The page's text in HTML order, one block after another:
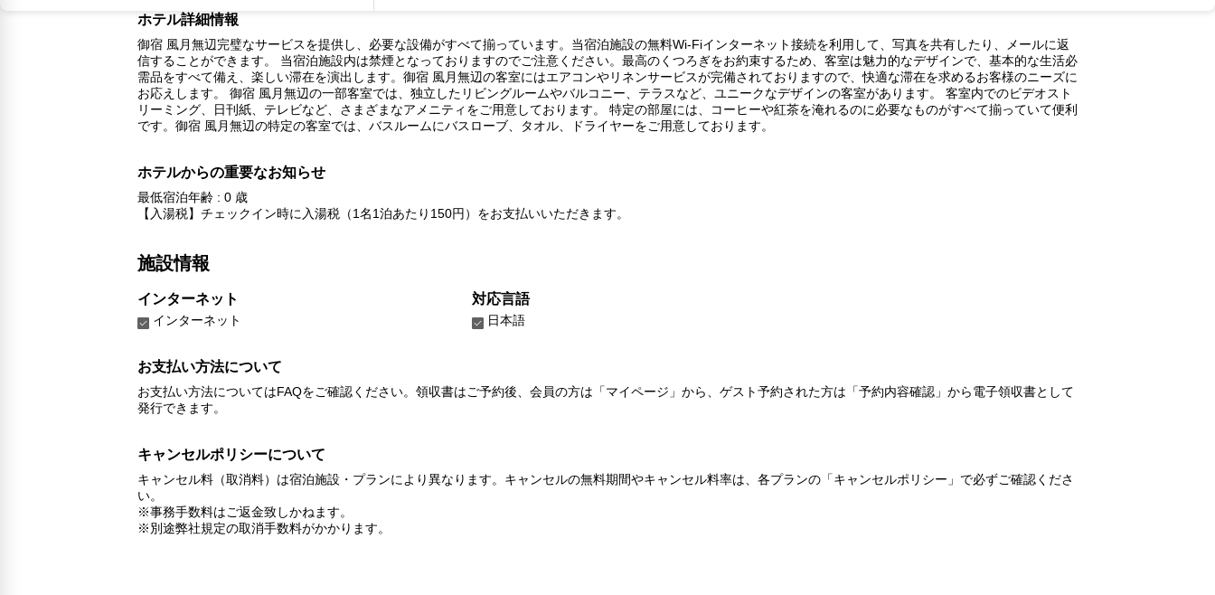
ホテル詳細情報
御宿 風月無辺完璧なサービスを提供し、必要な設備がすべて揃っています。当宿泊施設の無料Wi-Fiインターネット接続を利用して、写真を共有したり、メールに返
信することができます。 当宿泊施設内は禁煙となっておりますのでご注意ください。最高のくつろぎをお約束するため、客室は魅力的なデザインで、基本的な生活必
需品をすべて備え、楽しい滞在を演出します。御宿 風月無辺の客室にはエアコンやリネンサービスが完備されておりますので、快適な滞在を求めるお客様のニーズに
お応えします。 御宿 風月無辺の一部客室では、独立したリビングルームやバルコニー、テラスなど、ユニークなデザインの客室があります。 客室内でのビデオスト
リーミング、日刊紙、テレビなど、さまざまなアメニティをご用意しております。 特定の部屋には、コーヒーや紅茶を淹れるのに必要なものがすべて揃っていて便利
です。御宿 風月無辺の特定の客室では、バスルームにバスローブ、タオル、ドライヤーをご用意しております。
ホテルからの重要なお知らせ
最低宿泊年齢 : 0 歳
【入湯税】チェックイン時に入湯税（1名1泊あたり150円）をお支払いいただきます。
施設情報
インターネット
インターネット
対応言語
日本語
お支払い方法について
お支払い方法についてはFAQをご確認ください。領収書はご予約後、会員の方は「マイページ」から、ゲスト予約された方は「予約内容確認」から電子領収書として
発行できます。
キャンセルポリシーについて
キャンセル料（取消料）は宿泊施設・プランにより異なります。キャンセルの無料期間やキャンセル料率は、各プランの「キャンセルポリシー」で必ずご確認くださ
い。
※事務手数料はご返金致しかねます。
※別途弊社規定の取消手数料がかかります。